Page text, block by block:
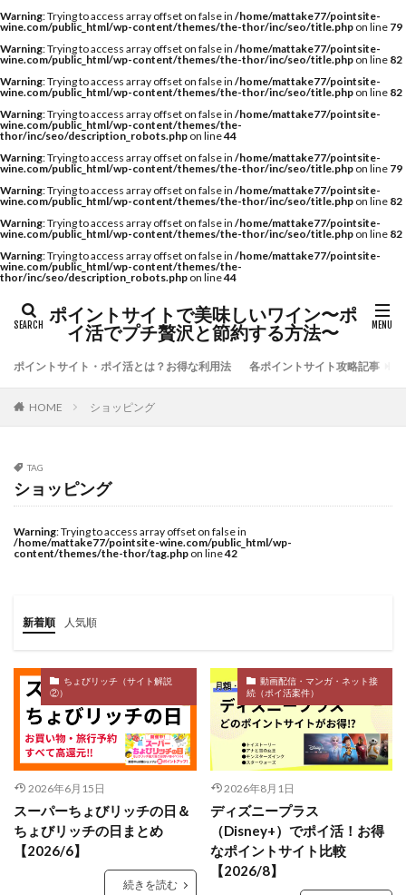
Warning: Trying to access array offset on false in /home/mattake77/pointsite-
wine.com/public_html/wp-content/themes/the-thor/inc/seo/title.php on line 79
Warning: Trying to access array offset on false in /home/mattake77/pointsite-
wine.com/public_html/wp-content/themes/the-thor/inc/seo/title.php on line 82
Warning: Trying to access array offset on false in /home/mattake77/pointsite-
wine.com/public_html/wp-content/themes/the-thor/inc/seo/title.php on line 82
Warning: Trying to access array offset on false in /home/mattake77/pointsite-
wine.com/public_html/wp-content/themes/the-
thor/inc/seo/description_robots.php on line44
Warning: Trying to access array offset on false in /home/mattake77/pointsite-
wine.com/public_html/wp-content/themes/the-thor/inc/seo/title.php on line 79
Warning: Trying to access array offset on false in /home/mattake77/pointsite-
wine.com/public_html/wp-content/themes/the-thor/inc/seo/title.php on line 82
Warning: Trying to access array offset on false in /home/mattake77/pointsite-
wine.com/public_html/wp-content/themes/the-thor/inc/seo/title.php on line 82
Warning: Trying to access array offset on false in /home/mattake77/pointsite-
wine.com/public_html/wp-content/themes/the-
thor/inc/seo/description_robots.php on line44
ポイントサイトで美味しいワイン〜ポ
イ活でプチ贅沢と節約する方法〜
ポイントサイト・ポイ活とは？お得な利用法 各ポイントサイト攻略記事
HOME ショッピング
TAG
ショッピング
Warning: Trying to access array offset on false in
/home/mattake77/pointsite-wine.com/public_html/wp-
content/themes/the-thor/tag.php on line42
新着順 人気順
ちょびリッチ（サイト解説
②）
2026年6月15日
スーパーちょびリッチの日＆
ちょびリッチの日まとめ
【2026/6】
続きを読む
動画配信・マンガ・ネット接
続（ポイ活案件）
2026年8月1日
ディズニープラス
（Disney+）でポイ活！お得
なポイントサイト比較
【2026/8】